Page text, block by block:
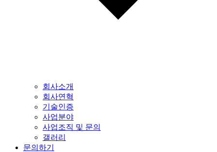
회사소개
회사연혁
기술인증
사업분야
사업조직 및 문의
갤러리
문의하기